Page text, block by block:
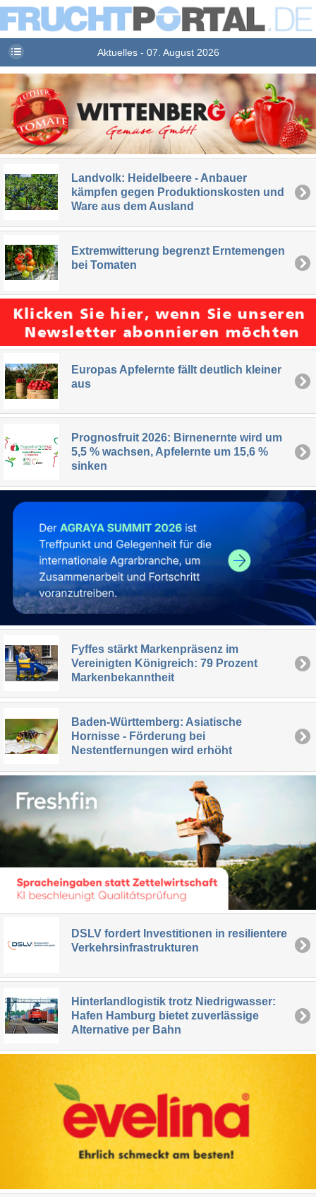
Aktuelles - 07. August 2026
Landvolk: Heidelbeere - Anbauer
kämpfen gegen Produktionskosten und
Ware aus dem Ausland
Extremwitterung begrenzt Erntemengen
bei Tomaten
Europas Apfelernte fällt deutlich kleiner
aus
Prognosfruit 2026: Birnenernte wird um
5,5 % wachsen, Apfelernte um 15,6 %
sinken
Fyffes stärkt Markenpräsenz im
Vereinigten Königreich: 79 Prozent
Markenbekanntheit
Baden-Württemberg: Asiatische
Hornisse - Förderung bei
Nestentfernungen wird erhöht
DSLV fordert Investitionen in resilientere
Verkehrsinfrastrukturen
Hinterlandlogistik trotz Niedrigwasser:
Hafen Hamburg bietet zuverlässige
Alternative per Bahn